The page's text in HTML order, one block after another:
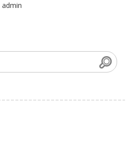
admin